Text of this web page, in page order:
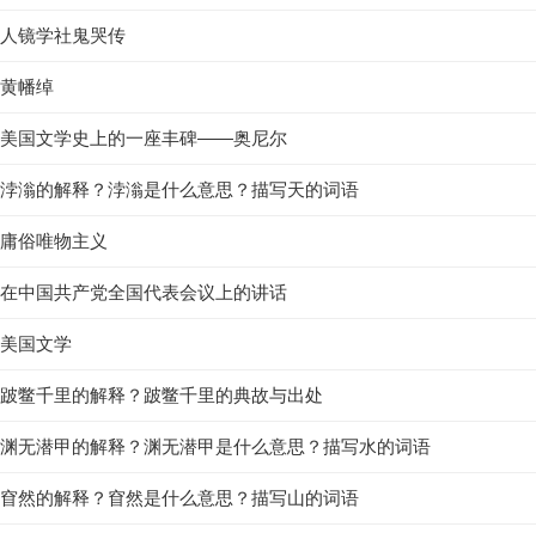
人镜学社鬼哭传
黄幡绰
美国文学史上的一座丰碑——奥尼尔
浡滃的解释？浡滃是什么意思？描写天的词语
庸俗唯物主义
在中国共产党全国代表会议上的讲话
美国文学
跛鳖千里的解释？跛鳖千里的典故与出处
渊无潜甲的解释？渊无潜甲是什么意思？描写水的词语
窅然的解释？窅然是什么意思？描写山的词语